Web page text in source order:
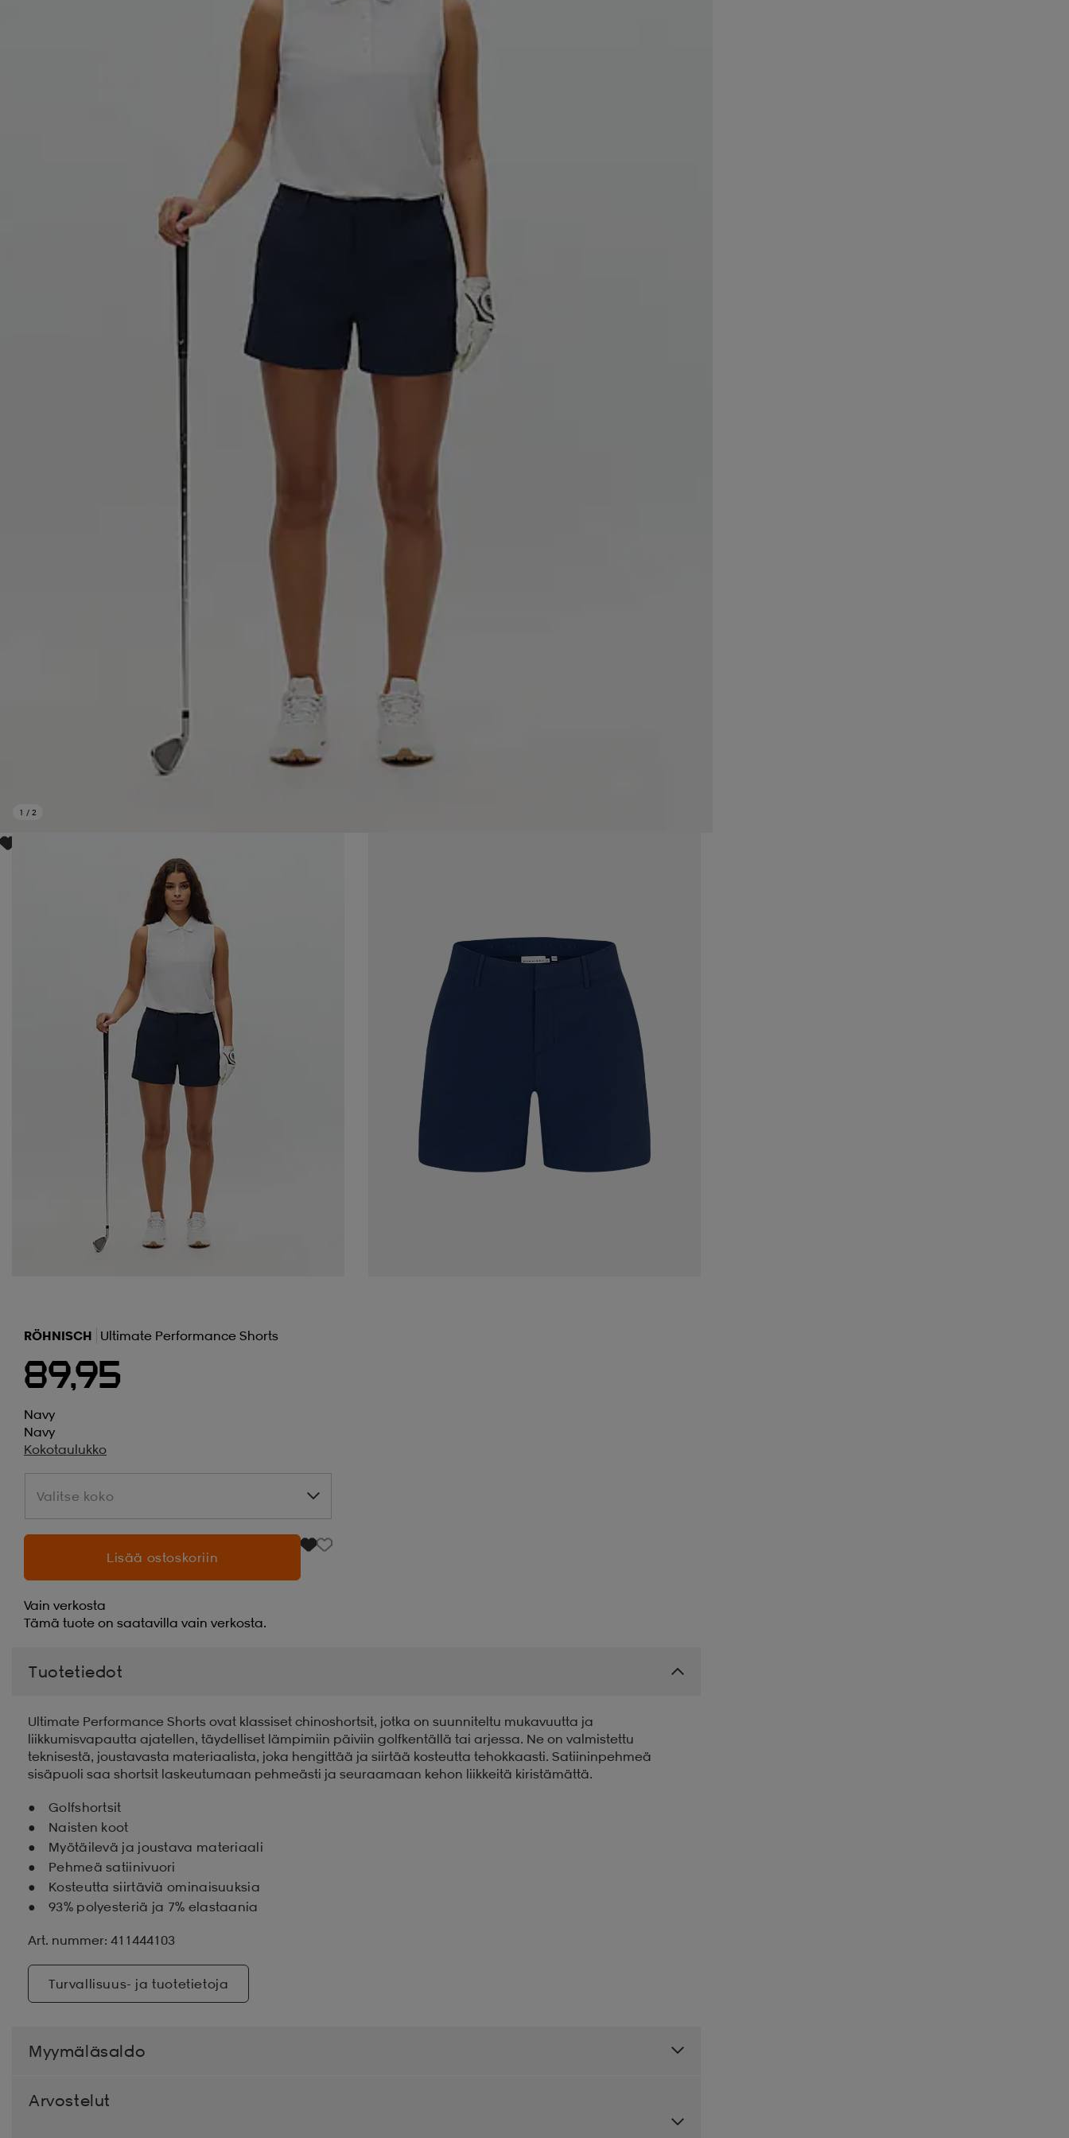
1 / 2
RÖHNISCH Ultimate Performance Shorts
89,95
Navy
Navy
Kokotaulukko
Valitse koko
Valitse koko
Lisää ostoskoriin
Vain verkosta
Tämä tuote on saatavilla vain verkosta.
Tuotetiedot
Ultimate Performance Shorts ovat klassiset chinoshortsit, jotka on suunniteltu mukavuutta ja
liikkumisvapautta ajatellen, täydelliset lämpimiin päiviin golfkentällä tai arjessa. Ne on valmistettu
teknisestä, joustavasta materiaalista, joka hengittää ja siirtää kosteutta tehokkaasti. Satiininpehmeä
sisäpuoli saa shortsit laskeutumaan pehmeästi ja seuraamaan kehon liikkeitä kiristämättä.
Golfshortsit
Naisten koot
Myötäilevä ja joustava materiaali
Pehmeä satiinivuori
Kosteutta siirtäviä ominaisuuksia
93% polyesteriä ja 7% elastaania
Art. nummer: 411444103
Turvallisuus- ja tuotetietoja
Myymäläsaldo
Arvostelut